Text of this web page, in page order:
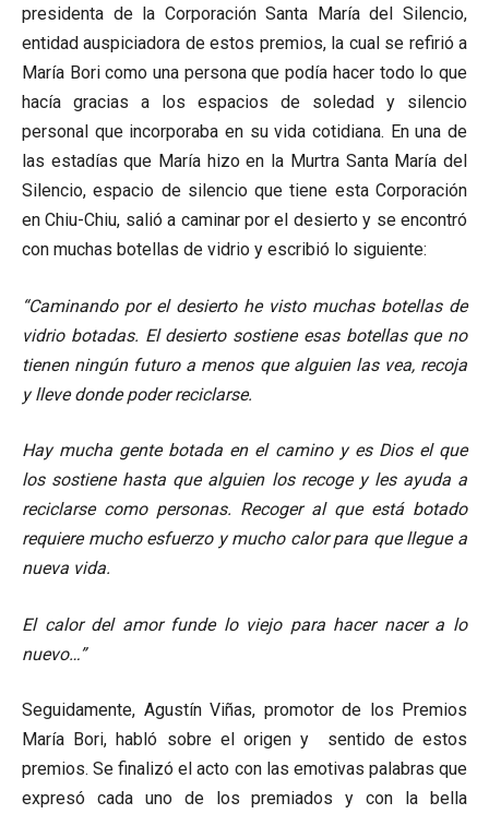
presidenta de la Corporación Santa María del Silencio,
entidad auspiciadora de estos premios, la cual se refirió a
María Bori como una persona que podía hacer todo lo que
hacía gracias a los espacios de soledad y silencio
personal que incorporaba en su vida cotidiana. En una de
las estadías que María hizo en la Murtra Santa María del
Silencio, espacio de silencio que tiene esta Corporación
en Chiu-Chiu, salió a caminar por el desierto y se encontró
con muchas botellas de vidrio y escribió lo siguiente:
“Caminando por el desierto he visto muchas botellas de
vidrio botadas. El desierto sostiene esas botellas que no
tienen ningún futuro a menos que alguien las vea, recoja
y lleve donde poder reciclarse.
Hay mucha gente botada en el camino y es Dios el que
los sostiene hasta que alguien los recoge y les ayuda a
reciclarse como personas. Recoger al que está botado
requiere mucho esfuerzo y mucho calor para que llegue a
nueva vida.
El calor del amor funde lo viejo para hacer nacer a lo
nuevo…”
Seguidamente, Agustín Viñas, promotor de los Premios
María Bori, habló sobre el origen y sentido de estos
premios. Se finalizó el acto con las emotivas palabras que
expresó cada uno de los premiados y con la bella